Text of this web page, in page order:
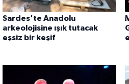
Sardes'te Anadolu
arkeolojisine ışık tutacak
eşsiz bir keşif